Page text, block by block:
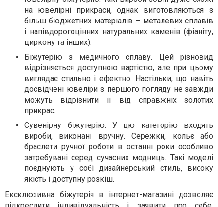
на ювелірні прикраси, однак виготовляються з
більш бюджетних матеріалів – металевих сплавів
і напівдорогоцінних натуральних каменів (фіаніту,
циркону та інших).
Біжутерію з медичного сплаву. Цей різновид
відрізняється доступною вартістю, але при цьому
виглядає стильно і ефектно. Настільки, що навіть
досвідчені ювеліри з першого погляду не завжди
можуть відрізнити її від справжніх золотих
прикрас.
Сувенірну біжутерію. У цю категорію входять
вироби, виконані вручну. Сережки, кольє або
браслети ручної роботи в останні роки особливо
затребувані серед сучасних модниць. Такі моделі
поєднують у собі дизайнерський стиль, високу
якість і доступну розкіш.
Ексклюзивна біжутерія в інтернет-магазинідозволяє